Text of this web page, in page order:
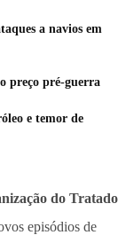
a navios em
preço pré-guerra
e temor de
do Tratado
episódios de